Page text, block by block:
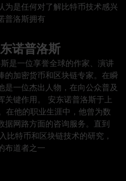
为是任何对了解比特币技术感兴
普洛斯拥有
诺普洛斯
是一位享誉全球的作家、演讲
的加密货币和区块链专家。在瞬
是一位杰出人物，在向公众普及
关键作用。 安东诺普洛斯于上
在他的职业生涯中，他曾为数
据网路方面的咨询服务。直到
比特币和区块链技术的研究，
布道者之一